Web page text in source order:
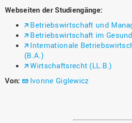
Webseiten der Studiengänge:
Betriebswirtschaft und
Betriebswirtschaft im
Internationale
(B.A.)
Wirtschaftsrecht (LL.B.)
Von:
Ivonne Giglewicz